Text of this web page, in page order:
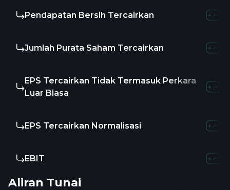
Pendapatan Bersih Tercairkan
Jumlah Purata Saham Tercairkan
EPS Tercairkan Tidak Termasuk Perkara
Luar Biasa
EPS Tercairkan Normalisasi
EBIT
Aliran Tunai